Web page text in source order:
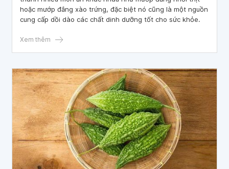
hoặc mướp đắng xào trứng, đặc biệt nó cũng là một nguồn
cung cấp dồi dào các chất dinh dưỡng tốt cho sức khỏe.
Xem thêm